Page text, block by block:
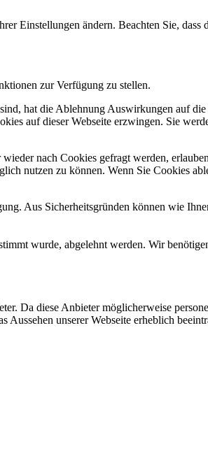
Einstellungen ändern. Beachten Sie,
zur Verfügung zu stellen.
hat die Ablehnung Auswirkungen auf
auf dieser Webseite erzwingen. Sie
nach Cookies gefragt werden,
nutzen zu können. Wenn Sie Cookies
Aus Sicherheitsgründen können wie
wurde, abgelehnt werden. Wir
Da diese Anbieter möglicherweise
unserer Webseite erheblich